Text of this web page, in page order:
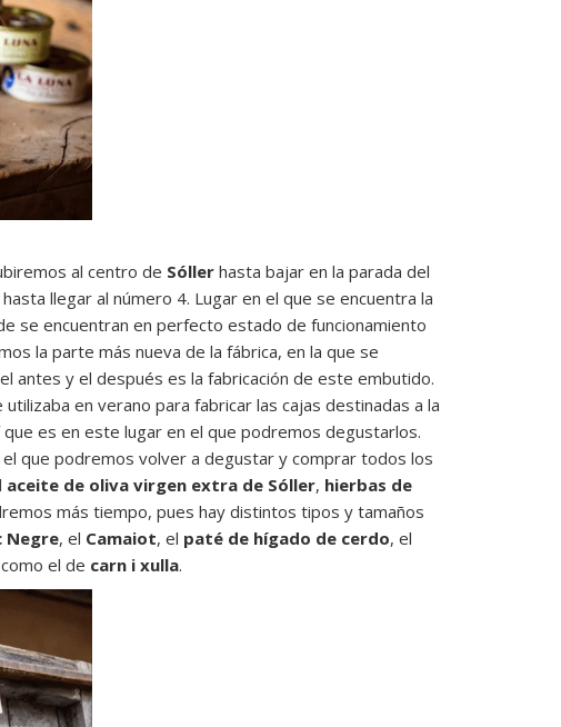
al centro de Sóller hasta bajar en la parada del
hasta llegar al número 4. Lugar en el que se encuentra la
se encuentran en perfecto estado de funcionamiento
la parte más nueva de la fábrica, en la que se
antes y el después es la fabricación de este embutido.
en verano para fabricar las cajas destinadas a la
que es en este lugar en el que podremos degustarlos.
el que podremos volver a degustar y comprar todos los
aceite de oliva virgen extra de Sóller, hierbas de
más tiempo, pues hay distintos tipos y tamaños
Negre, el Camaiot, el paté de hígado de cerdo, el
el de carn i xulla.